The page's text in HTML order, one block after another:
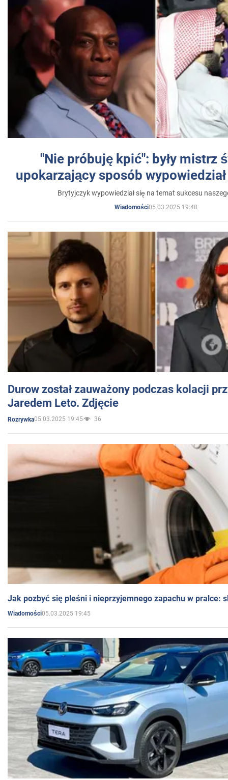
"Nie próbuję kpić": były mistrz
upokarzający sposób
Brytyjczyk wypowiedział się na temat sukcesu
Wiadomości05.03.2025 19:48
Durow został zauważony podczas kolacji
Jaredem Leto. Zdjęcie
Rozrywka05.03.2025 19:45 36
Jak pozbyć się pleśni i nieprzyjemnego zapachu w pralce:
Wiadomości05.03.2025 19:45